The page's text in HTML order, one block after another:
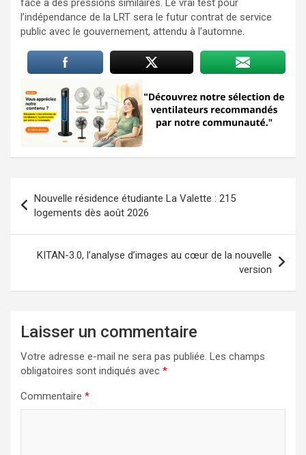
face à des pressions similaires. Le vrai test pour
l’indépendance de la LRT sera le futur contrat de service
public avec le gouvernement, attendu à l’automne.
de
l’article
Nouvelle résidence étudiante La Valette : 215
logements dès août 2026
KITAN-3.0, l’analyse d’images au cœur de la nouvelle
version
Laisser un commentaire
Votre adresse e-mail ne sera pas publiée. Les champs
obligatoires sont indiqués avec *
Commentaire *